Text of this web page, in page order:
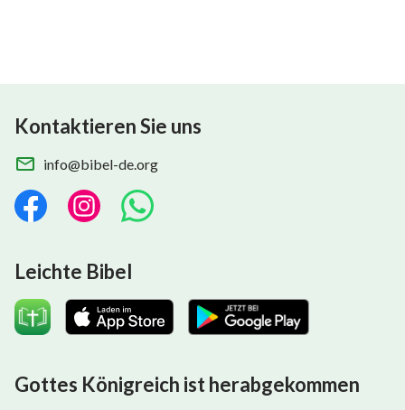
Kontaktieren Sie uns
info@bibel-de.org
Leichte Bibel
Gottes Königreich ist herabgekommen